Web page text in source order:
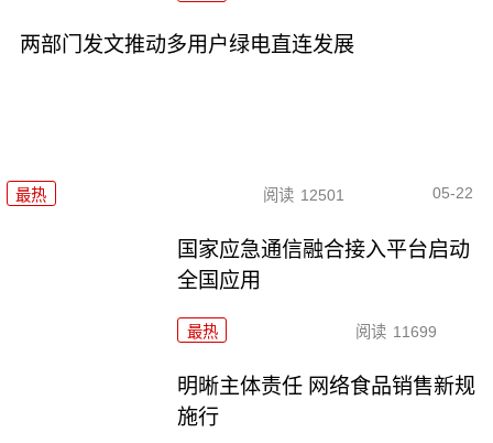
两部门发文推动多用户绿电直连发展
最热 阅读 12501 05-22
国家应急通信融合接入平台启动
全国应用
最热 阅读 11699
明晰主体责任 网络食品销售新规
施行